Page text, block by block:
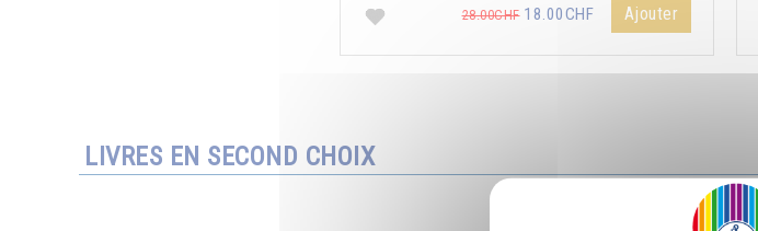
28.00CHF18.00CHF Ajouter
LIVRES EN SECOND CHOIX